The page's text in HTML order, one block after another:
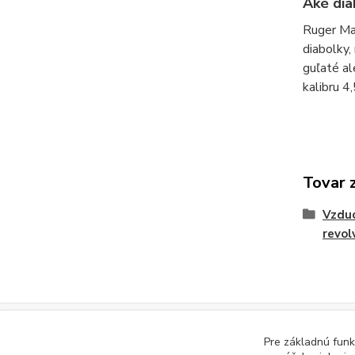
Ruger
guľaté
kalibru
Tovar
Pre základnú